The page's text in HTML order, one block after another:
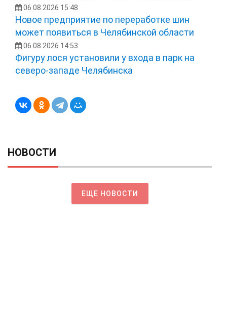
06.08.2026 15:48
Новое предприятие по переработке шин
может появиться в Челябинской области
06.08.2026 14:53
Фигуру лося установили у входа в парк на
северо-западе Челябинска
НОВОСТИ
ЕЩЕ НОВОСТИ